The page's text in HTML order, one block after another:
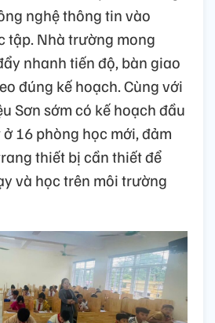
nghệ thông tin vào
tập. Nhà trường mong
nhanh tiến độ, bàn giao
đúng kế hoạch. Cùng với
Sơn sớm có kế hoạch đầu
16 phòng học mới, đảm
thiết bị cần thiết để
và học trên môi trường